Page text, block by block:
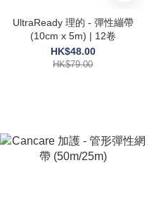
UltraReady 理的 - 彈性繃帶
(10cm x 5m) | 12卷
HK$48.00
HK$79.00